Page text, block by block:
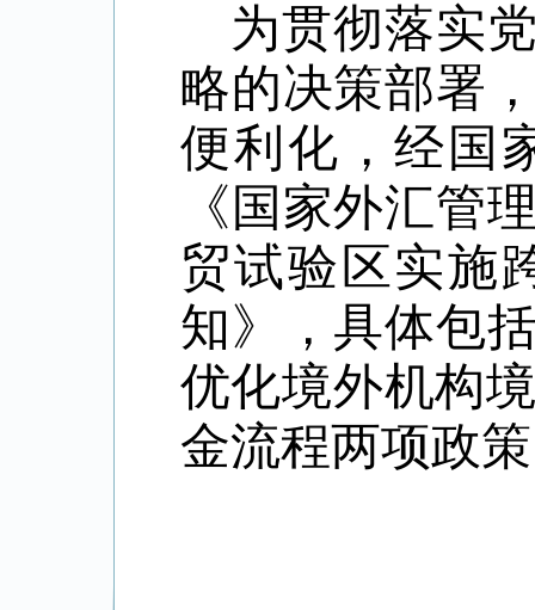
为贯彻落实
略的决策部署
便利化，经国
《国家外汇管
贸试验区实施
知》，具体包
优化境外机构
金流程两项政